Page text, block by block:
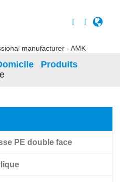
| |
Produits
PE double face